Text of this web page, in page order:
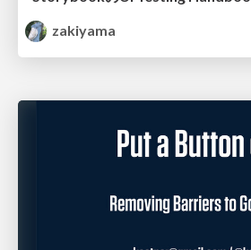
zakiyama